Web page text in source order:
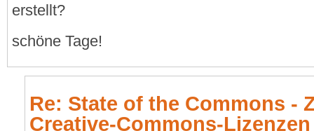
erstellt?
schöne Tage!
Re: State of the Commons -
Creative-Commons-Lizenzen